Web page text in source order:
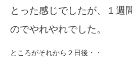
とった感じでしたが、１週
のでやれやれでした。
ところがそれから２日後・・